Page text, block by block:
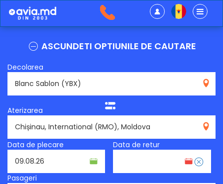
ASCUNDETI OPTIUNILE DE CAUTARE
Decolarea
Aterizarea
Data de plecare
Data de retur
Pasageri